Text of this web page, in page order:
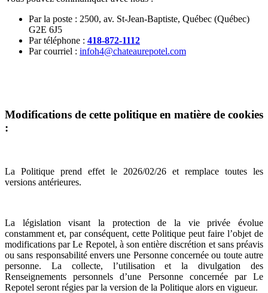
Par la poste : 2500, av. St-Jean-Baptiste, Québec (Québec)
G2E 6J5
Par téléphone : 418-872-1112
Par courriel : infoh4@chateaurepotel.com
Modifications de cette politique en matière de cookies
:
La Politique prend effet le 2026/02/26 et remplace toutes les
versions antérieures.
La législation visant la protection de la vie privée évolue
constamment et, par conséquent, cette Politique peut faire l’objet de
modifications par Le Repotel, à son entière discrétion et sans préavis
ou sans responsabilité envers une Personne concernée ou toute autre
personne. La collecte, l’utilisation et la divulgation des
Renseignements personnels d’une Personne concernée par Le
Repotel seront régies par la version de la Politique alors en vigueur.